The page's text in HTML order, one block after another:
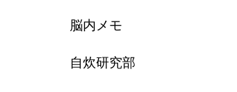
脳内メモ
自炊研究部